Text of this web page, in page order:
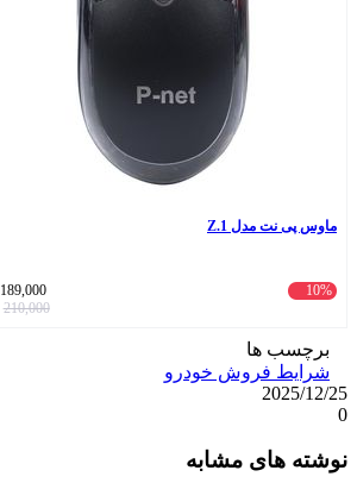
ماوس پی نت مدل Z.1
10%
189,000
210,000
برچسب ها
شرایط فروش خودرو
2025/12/25
0
آپ
گذاری
نوشته های مشابه